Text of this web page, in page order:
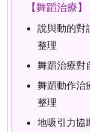
【舞蹈治療】
說與動的對
整理
舞蹈治療對
舞蹈動作治
整理
地吸引力協